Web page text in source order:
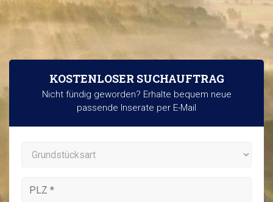
KOSTENLOSER SUCHAUFTRAG
Nicht fündig geworden? Erhalte bequem neue
passende Inserate per E-Mail